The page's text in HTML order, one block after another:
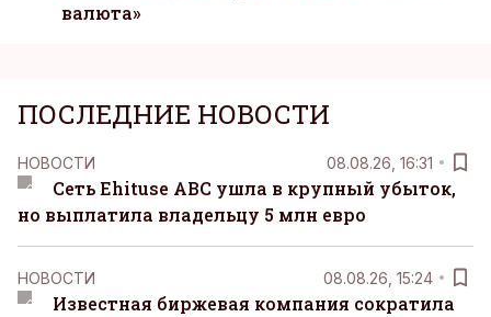
валюта»
ПОСЛЕДНИЕ НОВОСТИ
НОВОСТИ 08.08.26, 16:31
Сеть Ehituse ABC ушла в крупный убыток,
но выплатила владельцу 5 млн евро
НОВОСТИ 08.08.26, 15:24
Известная биржевая компания сократила